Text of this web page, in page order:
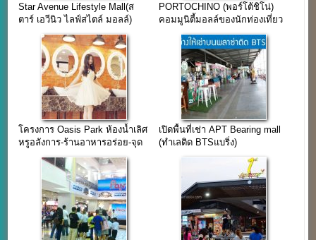
Star Avenue Lifestyle Mall(ส
ตาร์ เอวีนิว ไลฟ์สไตล์ มอลล์)
PORTOCHINO (พอร์โต้ชิโน่)
คอมมูนิตี้มอลล์ของนักท่องเที่ยว
โครงการ Oasis Park ห้องน้ำเลิศ
หรูอลังการ-ร้านอาหารอร่อย-จุด
เปิดพื้นที่เช่า APT Bearing mall
(ทำเลติด BTSแบริ่ง)